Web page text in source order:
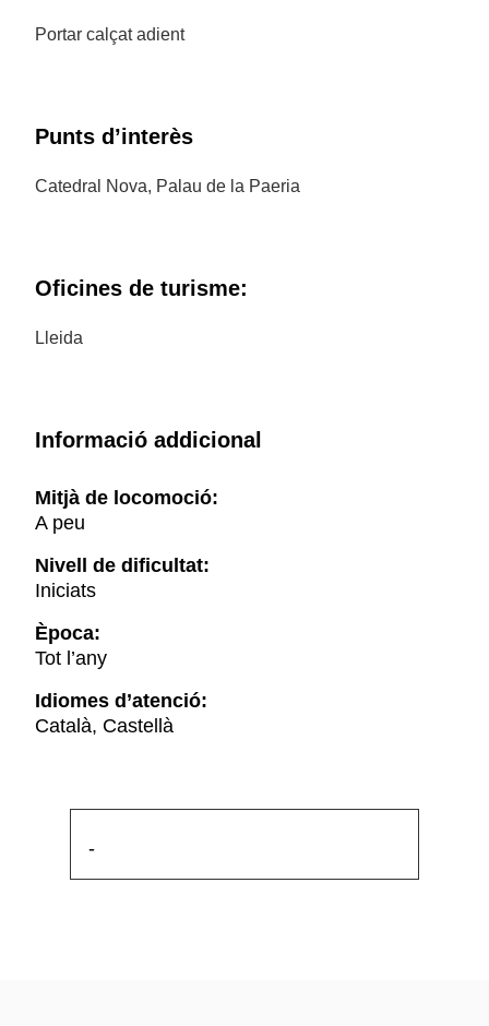
Portar calçat adient
Punts d’interès
Catedral Nova, Palau de la Paeria
Oficines de turisme:
Lleida
Informació addicional
Mitjà de locomoció:
A peu
Nivell de dificultat:
Iniciats
Època:
Tot l’any
Idiomes d’atenció:
Català, Castellà
-